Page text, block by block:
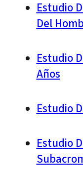
Estudio
Del
Estudio
Años
Estudio
Estudio